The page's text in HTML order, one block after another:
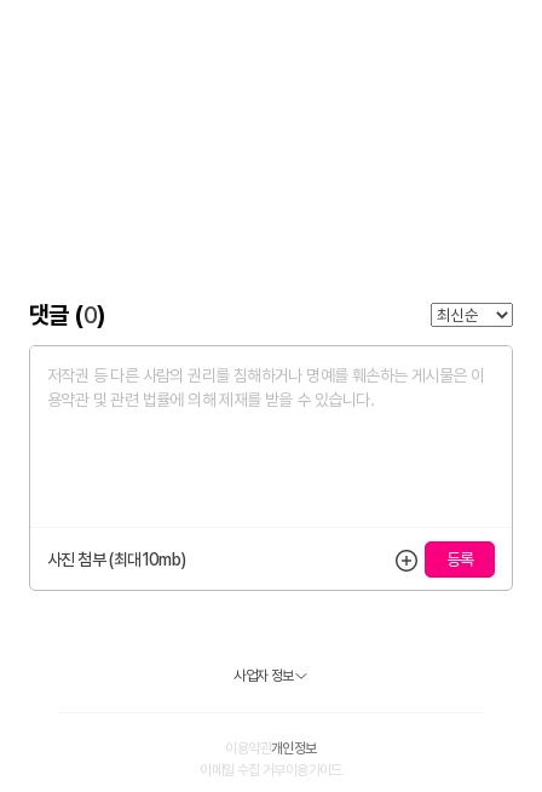
댓글 (0)
사진 첨부 (최대10mb)
사업자 정보
이용약관개인정보
이메일 수집 거부이용가이드